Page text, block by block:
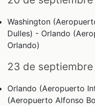
Washington
Dulles) - Orlando
Orlando)
23 de septiembre
Orlando (Aeropuerto
(Aeropuerto Alfonso